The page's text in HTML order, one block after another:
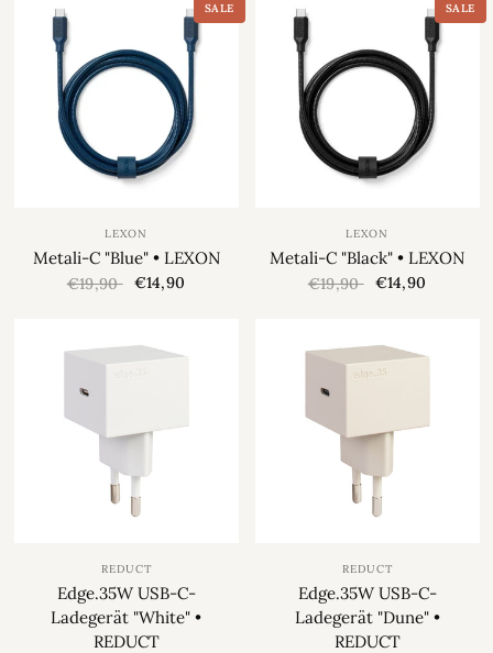
SALE
LEXON
Metali-C "Blue" • LEXON
€19,90 €14,90
SALE
LEXON
Metali-C "Black" • LEXON
€19,90 €14,90
REDUCT
Edge.35W USB-C-
Ladegerät "White" •
REDUCT
REDUCT
Edge.35W USB-C-
Ladegerät "Dune" •
REDUCT